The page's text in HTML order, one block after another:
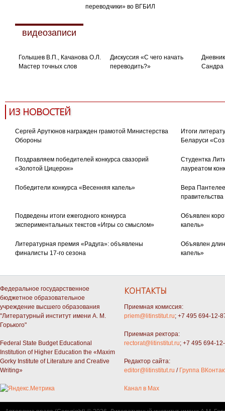
переводчики» во ВГБИЛ
видеозаписи
Голышев В.П., Качанова О.Л.
Мастер точных слов
Дискуссия «С чего начать
переводить?»
Сандра
ИЗ НОВОСТЕЙ
Сергей Арутюнов награжден грамотой Министерства
Обороны
Итоги
Беларуси
Поздравляем победителей конкурса свазорий
«Золотой Цицерон»
Студентка
лауреатом
Победители конкурса «Весенняя капель»
Вера
Подведены итоги ежегодного конкурса
экспериментальных текстов «Игры со смыслом»
Объявлен
капель»
Литературная премия «Радуга»: объявлены
финалисты 17-го сезона
Объявлен
капель»
Федеральное государственное
бюджетное образовательное
учреждение высшего образования
"Литературный институт имени А. М.
Горького"
Federal State Budget Educational
Institution of Higher Education the «Maxim
Gorky Institute of Literature and Creative
Writing»
КОНТАКТЫ
Приемная комиссия:
priem@litinstitut.ru; +7 495 694-12-
Приемная ректора:
rectorat@litinstitut.ru; +7 495 694-
Редактор сайта:
editor@litinstitut.ru / Группа
Канал в Max